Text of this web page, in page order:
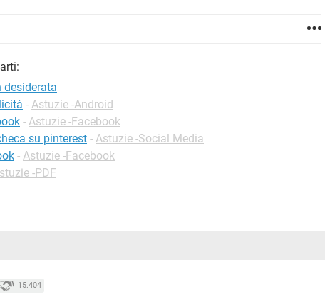
desiderata
- Astuzie -Android
- Astuzie -Facebook
su pinterest - Astuzie -Social Media
- Astuzie -Facebook
-PDF
15.404